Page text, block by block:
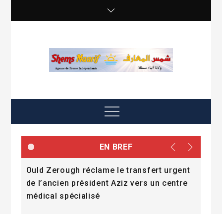
Menu
EN BREF
Ould Zerough réclame le transfert urgent
de l’ancien président Aziz vers un centre
médical spécialisé